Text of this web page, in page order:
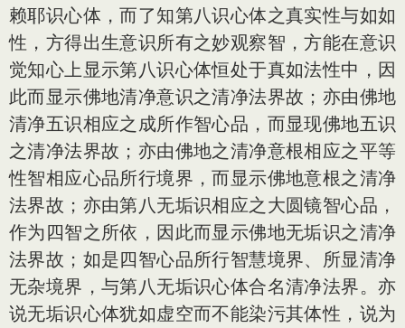
赖耶识心体，而了知第八识心体之真实性与如如
性，方得出生意识所有之妙观察智，方能在意识
觉知心上显示第八识心体恒处于真如法性中，因
此而显示佛地清净意识之清净法界故；亦由佛地
清净五识相应之成所作智心品，而显现佛地五识
之清净法界故；亦由佛地之清净意根相应之平等
性智相应心品所行境界，而显示佛地意根之清净
法界故；亦由第八无垢识相应之大圆镜智心品，
作为四智之所依，因此而显示佛地无垢识之清净
法界故；如是四智心品所行智慧境界、所显清净
无杂境界，与第八无垢识心体合名清净法界。亦
说无垢识心体犹如虚空而不能染污其体性，说为